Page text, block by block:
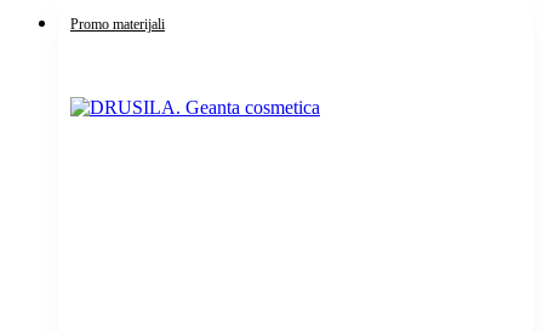
Promo materijali